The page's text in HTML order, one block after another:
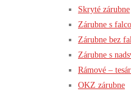
Skryté zárubne
Zárubne s
Zárubne bez
Zárubne s
Rámové –
OKZ zárubne